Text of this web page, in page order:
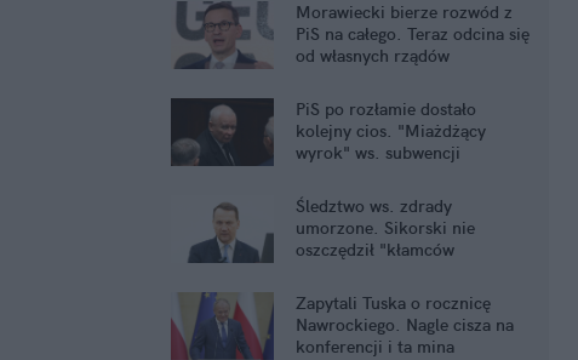
Morawiecki bierze rozwód z
PiS na całego. Teraz odcina się
od własnych rządów
PiS po rozłamie dostało
kolejny cios. "Miażdżący
wyrok" ws. subwencji
Śledztwo ws. zdrady
umorzone. Sikorski nie
oszczędził "kłamców
Zapytali Tuska o rocznicę
Nawrockiego. Nagle cisza na
konferencji i ta mina